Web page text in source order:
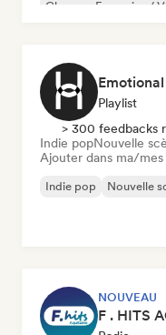
Chanson Française /
Playlist
> 300 feedbacks
Indie popNouvelle
Ajouter dans ma/mes
Indie pop Nouvelle
NOUVEAU
F . HITS